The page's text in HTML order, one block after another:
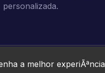
personalizada.
Jogos10
a melhor